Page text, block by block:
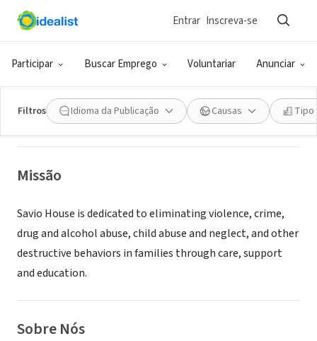
Participar Buscar Emprego Voluntariar Anunciar
Entrar Inscreva-se
Filtros Idioma da Publicação Causas Tipo
ONG (SETOR SOCIAL)
SAVIO HOUSE
Missão
Savio House is dedicated to eliminating violence, crime,
drug and alcohol abuse, child abuse and neglect, and other
destructive behaviors in families through care, support
and education.
Sobre Nós